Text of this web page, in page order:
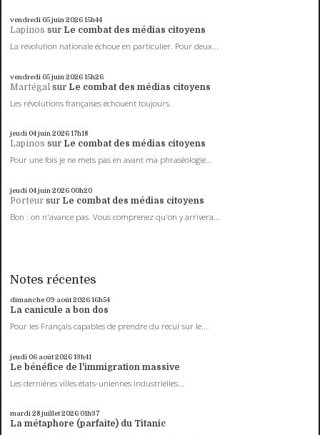
vendredi 05juin 202615h44
Lapinos sur Le combat des médias citoyens
La révolution nationale échoue en particulier. Pour deux...
vendredi 05juin 202615h26
Martégal sur Le combat des médias citoyens
Les révolutions françaises échouent toujours.
jeudi 04juin 202617h18
Lapinos sur Le combat des médias citoyens
Pour une fois je ne mets pas en avant ma phraséologie...
jeudi 04juin 2026 00h20
Porteur sur Le combat des médias citoyens
Bon : on n'avance pas. Vous comprenez qu'on y arrivera...
Notes récentes
dimanche 09 août 202616h54
La canicule a bon dos
Pour les Français capables de prendre du recul sur le...
jeudi 06 août 202613h41
Le bénéfice de l'immigration massive
Les dernières villes états-uniennes industrielles...
mardi 28juillet 2026 01h37
La métaphore (parfaite) du Titanic